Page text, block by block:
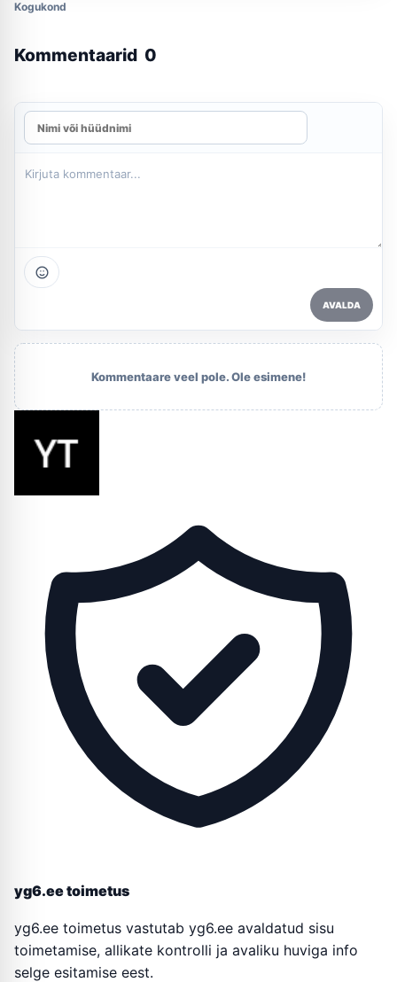
Kogukond
Kommentaarid 0
AVALDA
Kommentaare veel pole. Ole esimene!
yg6.ee toimetus
yg6.ee toimetus vastutab yg6.ee avaldatud sisu
toimetamise, allikate kontrolli ja avaliku huviga info
selge esitamise eest.